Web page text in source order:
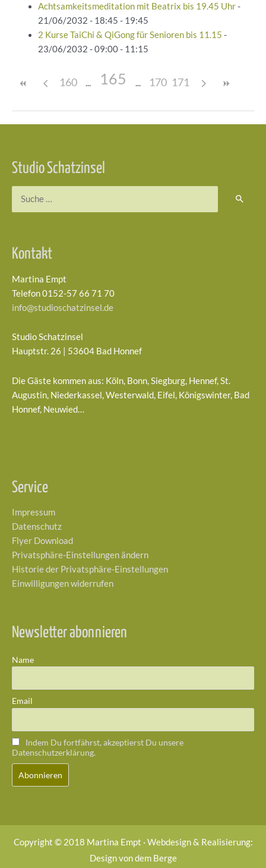
Achtsamkeitsmeditation mit Beatrix bis 19.45 Uhr-
21/06/2032 - 18:45 - 19:45
2 Kurse TaiChi & QiGong für Senioren bis 11.15 -
23/06/2032 - 09:00 - 11:15
160 165 170 171
Studio Schatzinsel
Kontakt
Martina Empt
Telefon 0152-57 66 71 70
info@studioschatzinsel.de
Studio Schatzinsel
Hauptstr. 26 | 53604 Bad Honnef
Die Gäste kommen aus: Köln, Bonn, Siegburg, Hennef, St.
Augustin, Niederkassel, Westerwald, Eifel, Königswinter, Bad
Honnef, Neuwied…
Service
Impressum
Datenschutz
Flyer Download
Privatsphäre-Einstellungen ändern
Historie der Privatsphäre-Einstellungen
Einwilligungen widerrufen
Newsletter abonnieren
Name
Email
Indem Du fortfährst, akzeptierst Du unsere
Datenschutzerklärung.
Copyright © 2018 Martina Empt · Webdesign & Realisierung:
Design von dem Berge